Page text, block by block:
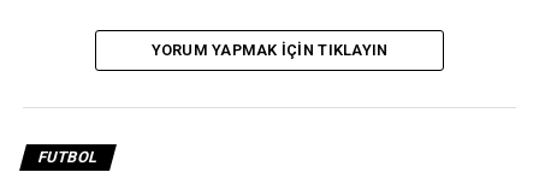
Hata affetmeyen bir lig…
Çaykur Rizespor maçı ile ilgili değerlendirme yapan
Sipay Bodrum FK Teknik Direktörü İsmet Taşdemir,
“Golden önce 3 tane değişiklik yaptık, golden sonra iki
YORUM YAPMAK IÇIN TIKLAYIN
FUTBOL